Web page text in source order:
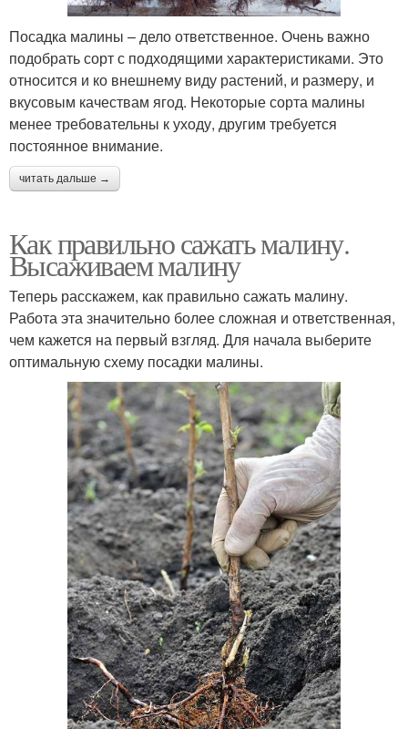
Посадка малины – дело ответственное. Очень важно
подобрать сорт с подходящими характеристиками. Это
относится и ко внешнему виду растений, и размеру, и
вкусовым качествам ягод. Некоторые сорта малины
менее требовательны к уходу, другим требуется
постоянное внимание.
читать дальше →
Как правильно сажать малину.
Высаживаем малину
Теперь расскажем, как правильно сажать малину.
Работа эта значительно более сложная и ответственная,
чем кажется на первый взгляд. Для начала выберите
оптимальную схему посадки малины.